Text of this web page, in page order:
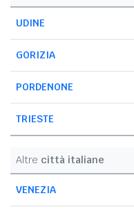
UDINE
GORIZIA
PORDENONE
TRIESTE
Altre città italiane
VENEZIA